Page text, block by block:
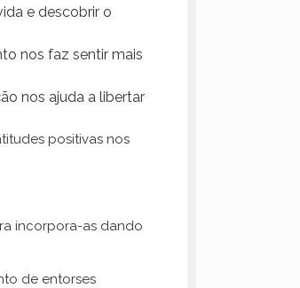
e descobrir o
nos faz sentir mais
nos ajuda a libertar
positivas nos
incorpora-as dando
de entorses